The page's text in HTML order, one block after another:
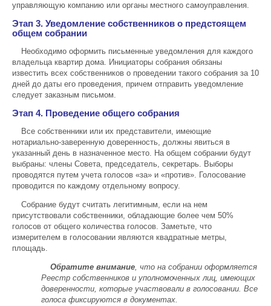
управляющую компанию или органы местного самоуправления.
Этап 3. Уведомление собственников о предстоящем
общем собрании
Необходимо оформить письменные уведомления для каждого
владельца квартир дома. Инициаторы собрания обязаны
известить всех собственников о проведении такого собрания за 10
дней до даты его проведения, причем отправить уведомление
следует заказным письмом.
Этап 4. Проведение общего собрания
Все собственники или их представители, имеющие
нотариально-заверенную доверенность, должны явиться в
указанный день в назначенное место. На общем собрании будут
выбраны: члены Совета, председатель, секретарь. Выборы
проводятся путем учета голосов «за» и «против». Голосование
проводится по каждому отдельному вопросу.
Собрание будут считать легитимным, если на нем
присутствовали собственники, обладающие более чем 50%
голосов от общего количества голосов. Заметьте, что
измерителем в голосовании являются квадратные метры,
площадь.
Обратите внимание, что на собрании оформляется
Реестр собственников и уполномоченных лиц, имеющих
доверенности, которые участвовали в голосовании. Все
голоса фиксируются в документах.